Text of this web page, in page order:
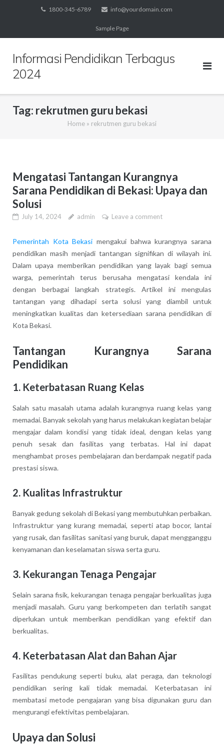
1800-345-6789 info@yourdomain.com
Sample Page
Informasi Pendidikan Terbagus
2024
Tag: rekrutmen guru bekasi
Home » rekrutmen guru bekasi
Mengatasi Tantangan Kurangnya
Sarana Pendidikan di Bekasi: Upaya dan
Solusi
July 14, 2024 admin Leave a comment
Pemerintah Kota Bekasi mengakui bahwa kurangnya sarana
pendidikan masih menjadi tantangan signifikan di wilayah ini.
Dalam upaya memberikan pendidikan yang layak bagi semua
warga, pemerintah terus berusaha mengatasi kendala ini
dengan berbagai langkah strategis. Artikel ini mengulas
tantangan yang dihadapi serta solusi yang diambil untuk
meningkatkan kualitas dan ketersediaan sarana pendidikan di
Kota Bekasi.
Tantangan Kurangnya Sarana
Pendidikan
1. Keterbatasan Ruang Kelas
Salah satu masalah utama adalah kurangnya ruang kelas yang
memadai. Banyak sekolah yang harus melakukan kegiatan belajar
mengajar dalam kondisi yang tidak ideal, dengan kelas yang
penuh sesak dan fasilitas yang terbatas. Hal ini dapat
menghambat proses pembelajaran dan berdampak negatif pada
prestasi siswa.
2. Kualitas Infrastruktur
Banyak gedung sekolah di Bekasi yang membutuhkan perbaikan.
Infrastruktur yang kurang memadai, seperti atap bocor, lantai
yang rusak, dan fasilitas sanitasi yang buruk, dapat mengganggu
kenyamanan dan keselamatan siswa serta guru.
3. Kekurangan Tenaga Pengajar
Selain sarana fisik, kekurangan tenaga pengajar berkualitas juga
menjadi masalah. Guru yang berkompeten dan terlatih sangat
diperlukan untuk memberikan pendidikan yang efektif dan
berkualitas.
4. Keterbatasan Alat dan Bahan Ajar
Fasilitas pendukung seperti buku, alat peraga, dan teknologi
pendidikan sering kali tidak memadai. Keterbatasan ini
membatasi metode pengajaran yang bisa digunakan guru dan
mengurangi efektivitas pembelajaran.
Upaya dan Solusi